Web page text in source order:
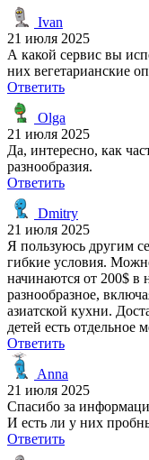
Ivan
21 июля 2025
А какой сервис вы
них вегетарианские
Ответить
Olga
21 июля 2025
Да, интересно, как
разнообразия.
Ответить
Dmitry
21 июля 2025
Я пользуюсь другим
гибкие условия.
начинаются от 200$
разнообразное,
азиатской кухни.
детей есть отдельное
Ответить
Anna
21 июля 2025
Спасибо за
И есть ли у них
Ответить